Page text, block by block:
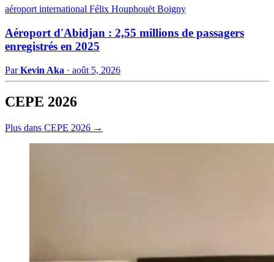
aéroport international Félix Houphouët Boigny
Aéroport d'Abidjan : 2,55 millions de passagers
enregistrés en 2025
ParKevin Aka · août 5, 2026
CEPE 2026
Plus dans CEPE 2026 →